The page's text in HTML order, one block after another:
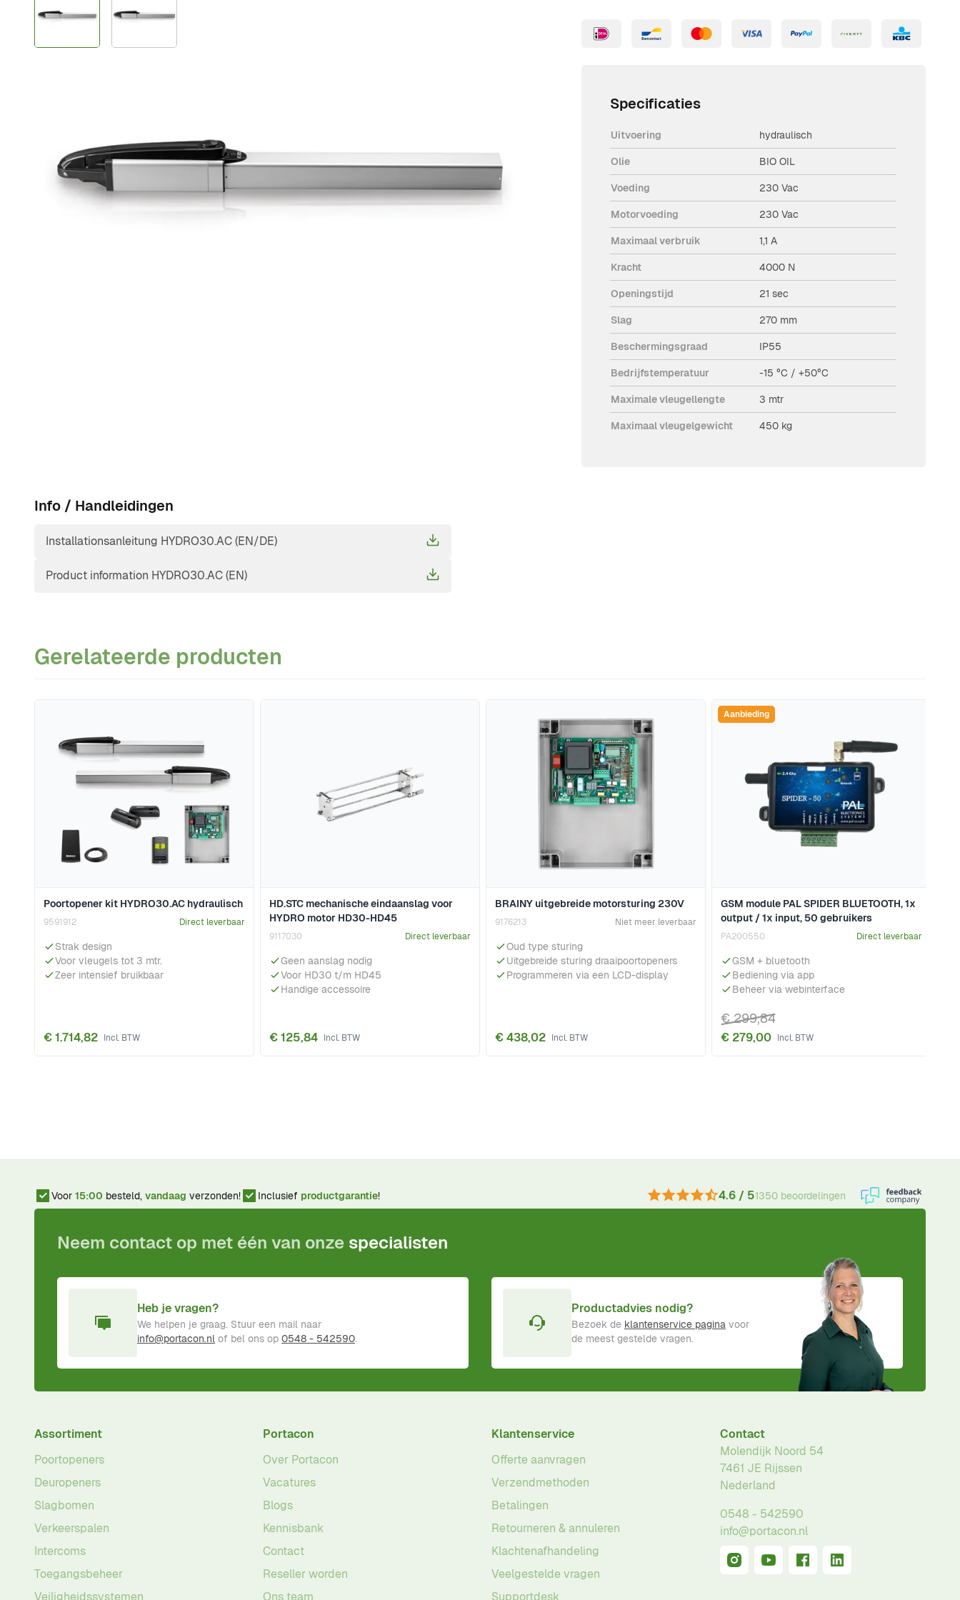
Poortbevestiging niet verstelbaar
Productomschrijving
De HYDRO30.AC hydraulische lineaire poortopener is geschikt voor draaipoorten met een
Specificaties
Uitvoering hydraulisch
Olie BIO OIL
Voeding 230 Vac
Motorvoeding 230 Vac
Maximaal verbruik 1,1 A
Kracht 4000 N
Openingstijd 21 sec
Slag 270 mm
Beschermingsgraad IP55
Bedrijfstemperatuur -15 °C / +50°C
Maximale vleugellengte 3 mtr
Maximaal vleugelgewicht 450 kg
Info / Handleidingen
Installationsanleitung HYDRO30.AC (EN/DE)
Product information HYDRO30.AC (EN)
Gerelateerde producten
Navigeren door de elementen van de carrousel is mogelijk met de tabtoets. U kunt de carrousel overslaan of direct naar de carrouselnavigatie gaan met de overslaan links.
Poortopener kit HYDRO30.AC hydraulisch
9591912 Direct leverbaar
Strak design
Voor vleugels tot 3 mtr.
Zeer intensief bruikbaar
€ 1.714,82
HD.STC mechanische eindaanslag voor
HYDRO motor HD30-HD45
9117030 Direct leverbaar
Geen aanslag nodig
Voor HD30 t/m HD45
Handige accessoire
€ 125,84
BRAINY uitgebreide motorsturing 230V
9176213 Niet meer leverbaar
Oud type sturing
Uitgebreide sturing draaipoortopeners
Programmeren via een LCD-display
€ 438,02
GSM module PAL SPIDER BLUETOOTH, 1x
output / 1x input, 50 gebruikers
PA200550 Direct leverbaar
GSM + bluetooth
Bediening via app
Beheer via webinterface
€ 279,00
€ 299,84
Aanbieding
Voor 15:00 besteld, vandaag verzonden! Inclusief productgarantie! 4.6 / 51350 beoordelingen
Neem contact op met één van onze specialisten
Heb je vragen?
We helpen je graag. Stuur een mail naar
info@portacon.nl of bel ons op 0548 - 542590.
Productadvies nodig?
Bezoek de klantenservice pagina voor
de meest gestelde vragen.
Assortiment
Poortopeners
Deuropeners
Slagbomen
Verkeerspalen
Intercoms
Toegangsbeheer
Portacon
Over Portacon
Vacatures
Blogs
Kennisbank
Contact
Reseller worden
Klantenservice
Offerte aanvragen
Verzendmethoden
Betalingen
Retourneren & annuleren
Klachtenafhandeling
Veelgestelde vragen
Contact
Molendijk Noord 54
7461 JE Rijssen
Nederland
0548 - 542590
info@portacon.nl